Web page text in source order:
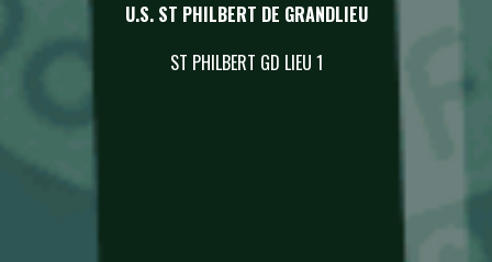
U.S. ST PHILBERT DE GRANDLIEU
ST PHILBERT GD LIEU 1